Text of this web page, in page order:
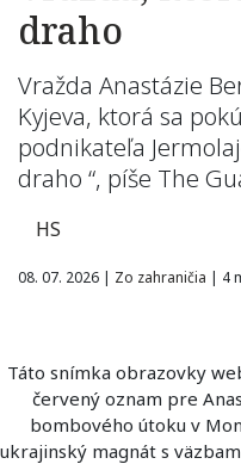
draho
Vražda Anastázie
Kyjeva, ktorá sa
podnikateľa
draho “, píše The
HS
08. 07. 2026 | Zo zahraničia | 4
Táto snímka obrazovky
červený oznam pre
bombového útoku v
ukrajinský magnát s